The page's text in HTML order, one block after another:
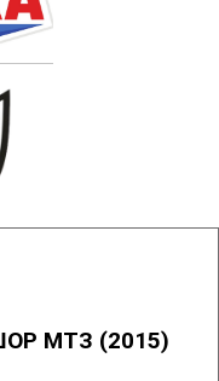
МТЗ (2015)